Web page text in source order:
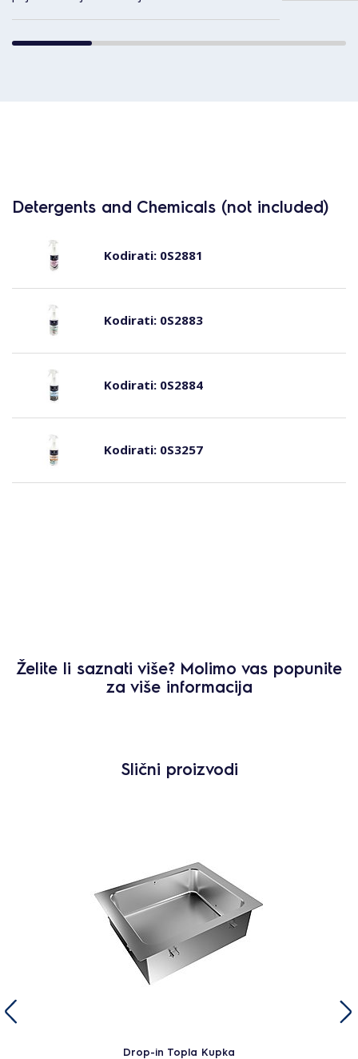
Detergents and Chemicals (not included)
Kodirati:0S2881
Kodirati:0S2883
Kodirati:0S2884
Kodirati:0S3257
Želite li saznati više? Molimo vas popunite
za više informacija
Slični proizvodi
Drop-in Topla Kupka